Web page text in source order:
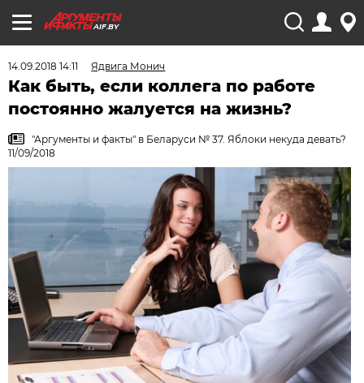
AIF.BY
14.09.2018 14:11 Ядвига Монич
Как быть, если коллега по работе
постоянно жалуется на жизнь?
"Аргументы и факты" в Беларуси № 37. Яблоки некуда девать?
11/09/2018